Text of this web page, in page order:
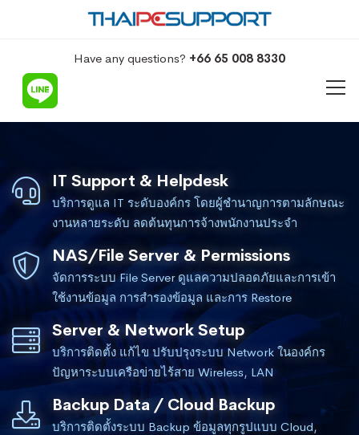
Have any questions? +66 65 008 8330
IT Support & Helpdesk
บริการดูแล IT ระดับองค์กร โดยผู้ชำนาญการตามลักษณะ
งานหลายระดับ ลดต้นทุนการจ้างพนักงานประจำ
NAS/File Server & Permissions
จัดการระบบ File Server ดูแลความปลอดภัยและการเข้า
ใช้งานข้อมูล การสำรองข้อมูล และการ Restore
Server & Network Setup
บริการติดตั้ง แก้ไข ปรับปรุงระบบ Network ในองค์กร
ปัญหาระบบเครือข่ายไร้สาย Wireless, LAN
Backup Data / Cloud Backup
บริการติดตั้งระบบ Backup ข้อมูลทุกรูปแบบ Cloud,